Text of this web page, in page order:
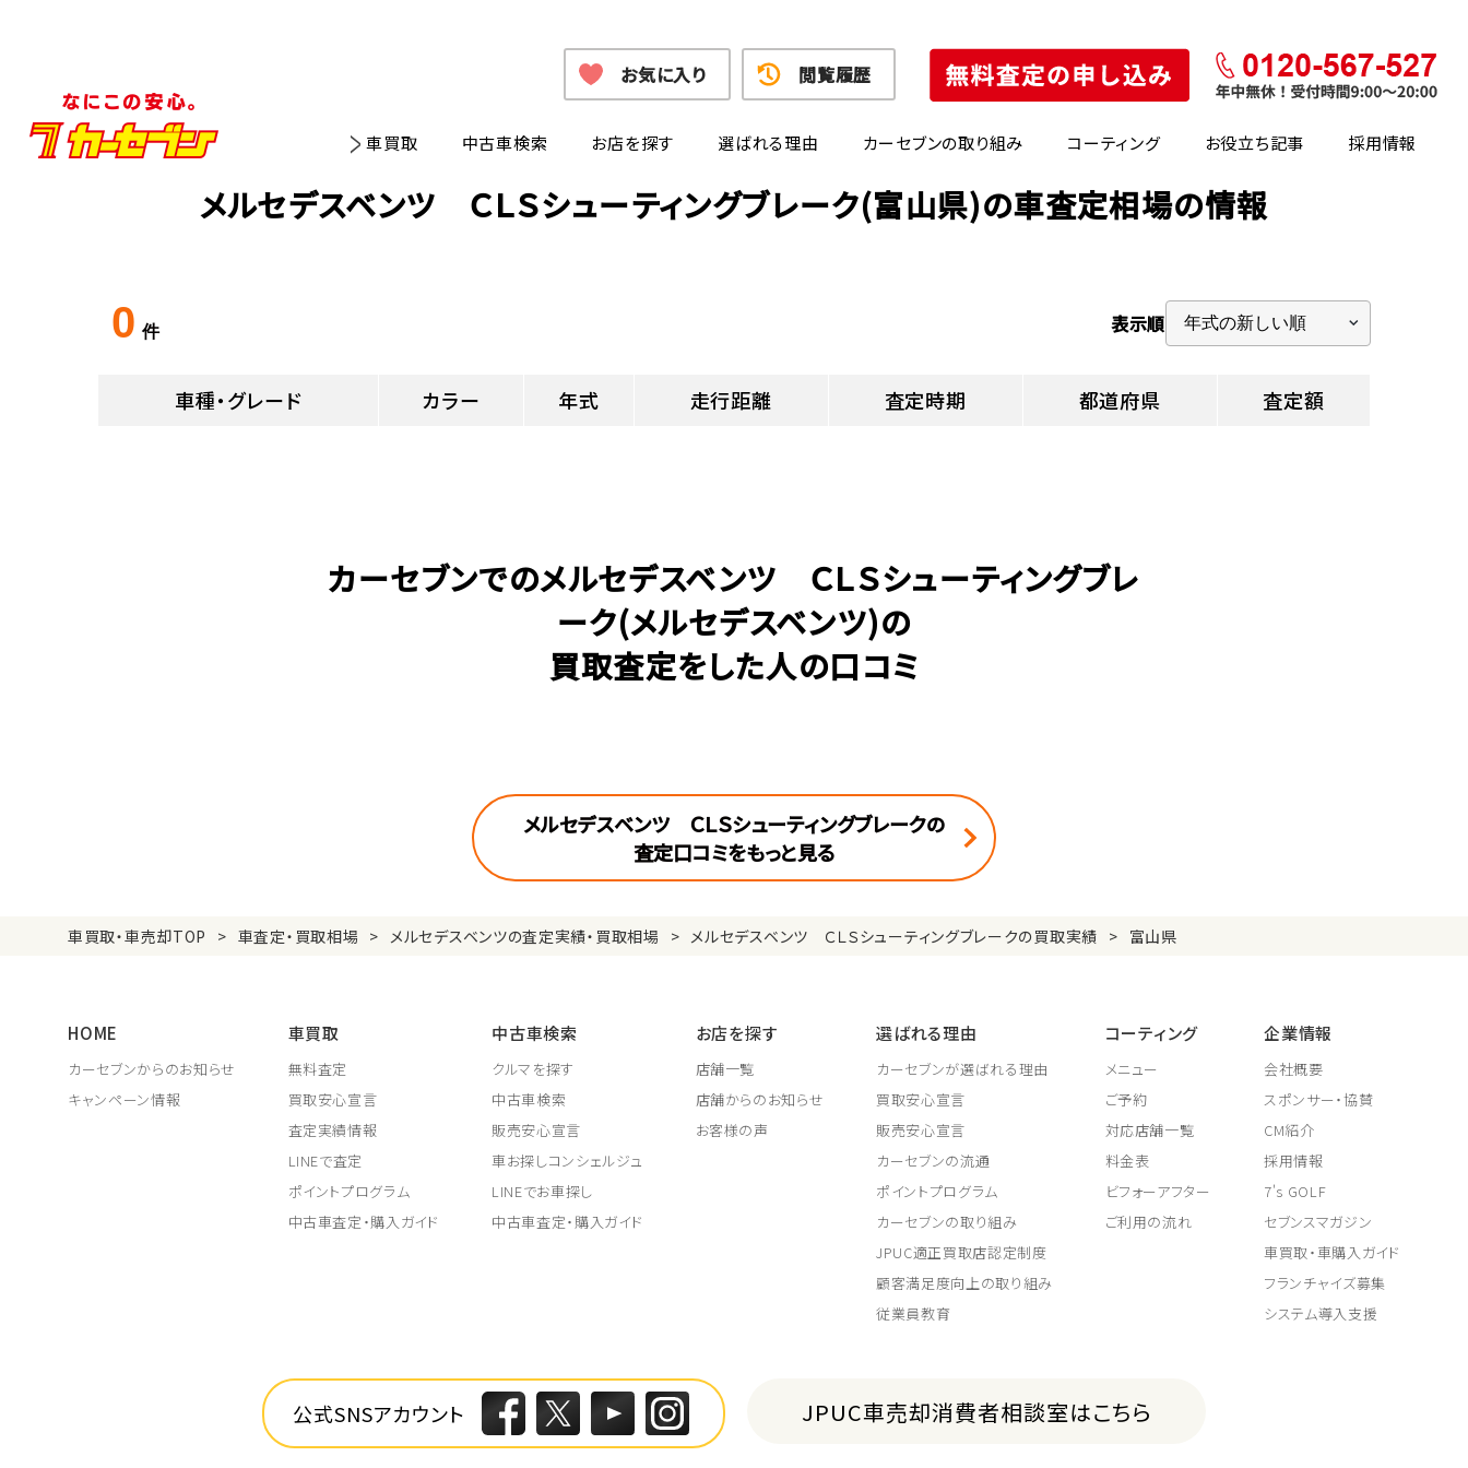
車買取 中古車検索 お店を探す 選ばれる理由 カーセブンの取り組み コーティング お役立ち記事 採用情報
お気に入り 閲覧履歴
メルセデスベンツ ＣＬＳシューティングブレーク(富山県)の車査定相場の情報
0 件 表示順
車種・グレード カラー 年式 走行距離 査定時期 都道府県 査定額
カーセブンでのメルセデスベンツ ＣＬＳシューティングブレ
ーク(メルセデスベンツ)の
買取査定をした人の口コミ
メルセデスベンツ ＣＬＳシューティングブレークの
査定口コミをもっと見る
車買取・車売却TOP 車査定・買取相場 メルセデスベンツの査定実績・買取相場 メルセデスベンツ ＣＬＳシューティングブレークの買取実績 富山県
HOME
カーセブンからのお知らせ
キャンペーン情報
車買取
無料査定
買取安心宣言
査定実績情報
LINEで査定
ポイントプログラム
中古車査定・購入ガイド
中古車検索
クルマを探す
中古車検索
販売安心宣言
車お探しコンシェルジュ
LINEでお車探し
中古車査定・購入ガイド
お店を探す
店舗一覧
店舗からのお知らせ
お客様の声
選ばれる理由
カーセブンが選ばれる理由
買取安心宣言
販売安心宣言
カーセブンの流通
ポイントプログラム
カーセブンの取り組み
JPUC適正買取店認定制度
顧客満足度向上の取り組み
従業員教育
コーティング
メニュー
ご予約
対応店舗一覧
料金表
ビフォーアフター
ご利用の流れ
企業情報
会社概要
スポンサー・協賛
CM紹介
採用情報
7's GOLF
セブンスマガジン
車買取・車購入ガイド
フランチャイズ募集
システム導入支援
公式SNSアカウント JPUC車売却消費者相談室はこちら